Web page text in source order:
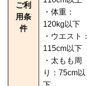
ご利
用条
件
・体重：
120kg以下
・ウエスト：
115cm以下
・太もも周
り：75cm以